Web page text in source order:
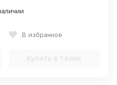
В избранное
Купить в 1 клик